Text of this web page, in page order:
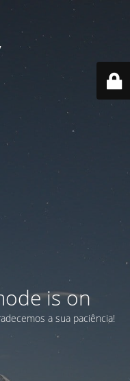
is on
a sua paciência!